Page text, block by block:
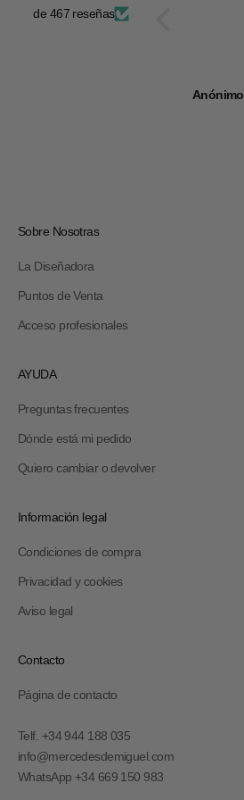
de 467 reseñas
Anónimo
Sobre Nosotras
La Diseñadora
Puntos de Venta
Acceso profesionales
AYUDA
Preguntas frecuentes
Dónde está mi pedido
Quiero cambiar o devolver
Información legal
Condiciones de compra
Privacidad y cookies
Aviso legal
Contacto
Página de contacto
Telf. +34 944 188 035
info@mercedesdemiguel.com
WhatsApp +34 669 150 983